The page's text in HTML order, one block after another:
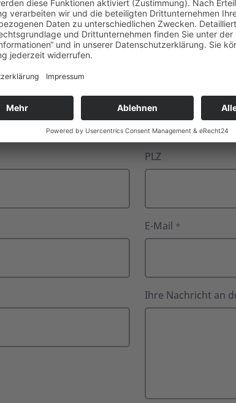
möchten, wenden Sie sich bitte direkt an die
Ihrer vollständigen Kontaktdaten per E-Mail an
kündigen oder Kündigungen
PLZ
E-Mail *
Ihre Nachricht an